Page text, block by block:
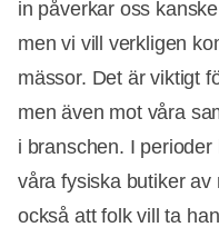
in påverkar oss
men vi vill verkligen
mässor. Det är viktigt
men även mot våra
i branschen. I
våra fysiska butiker
också att folk vill ta